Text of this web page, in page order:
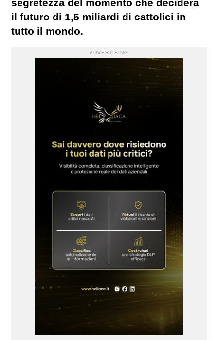
segretezza del momento che deciderà
il futuro di 1,5 miliardi di cattolici in
tutto il mondo.
ADVERTISING